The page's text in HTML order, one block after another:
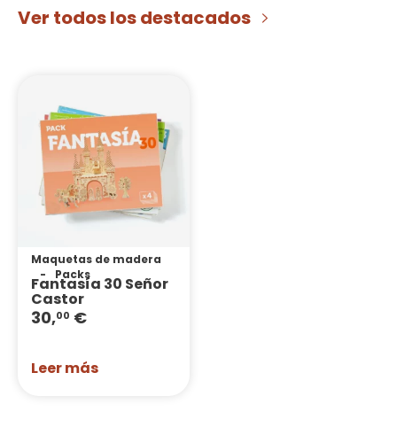
Ver todos los destacados
Maquetas de madera
Packs
Fantasía 30 Señor
Castor
30,00 €
Leer más